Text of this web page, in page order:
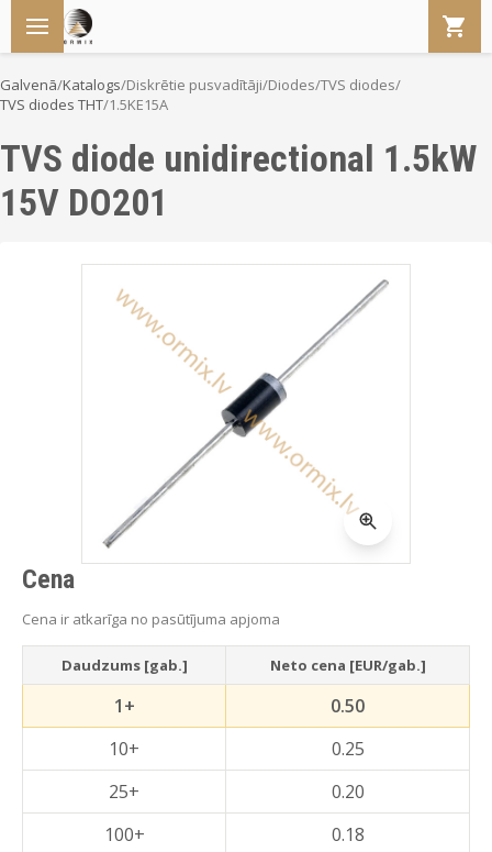
Galvenā/Katalogs/Diskrētie pusvadītāji/Diodes/TVS diodes/
TVS diodes THT/1.5KE15A
TVS diode unidirectional 1.5kW
15V DO201
Cena
Cena ir atkarīga no pasūtījuma apjoma
Daudzums [gab.] Neto cena [EUR/gab.]
1+
0.50
10+
0.25
25+
0.20
100+
0.18